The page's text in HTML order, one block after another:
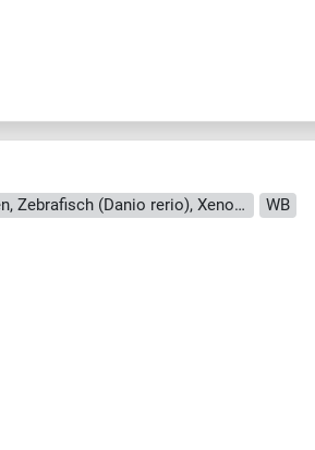
Reaktivität: Human, Meerschweinchen, Zebrafisch (Danio rerio), Xenopus laevis
WB